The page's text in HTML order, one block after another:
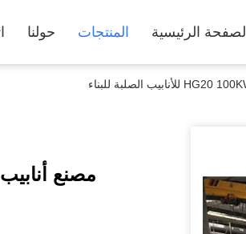
الصفحة الرئيسية المنتجات حولنا
مصنع أنابيب HG20 100KW ERW للأنابيب الصلبة للبناء